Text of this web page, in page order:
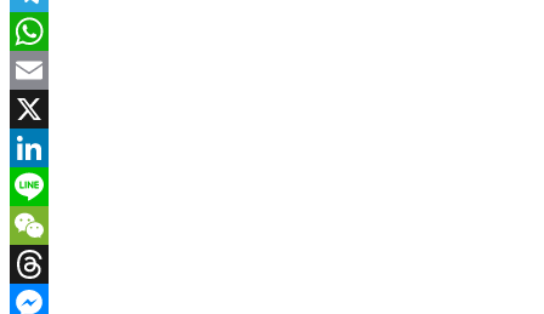
Telegram
WhatsApp
Email
X
LinkedIn
Line
WeChat
Threads